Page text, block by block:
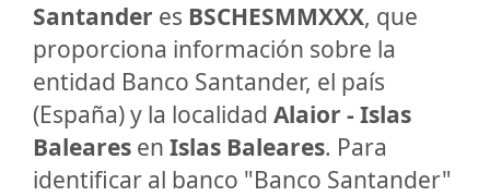
Santander es BSCHESMMXXX, que
proporciona información sobre la
entidad Banco Santander, el país
(España) y la localidad Alaior - Islas
Baleares en Islas Baleares. Para
identificar al banco "Banco Santander"